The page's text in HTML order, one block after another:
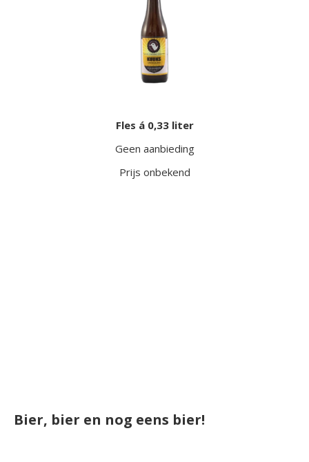
Fles á 0,33 liter
Geen aanbieding
Prijs onbekend
Bier, bier en nog eens bier!